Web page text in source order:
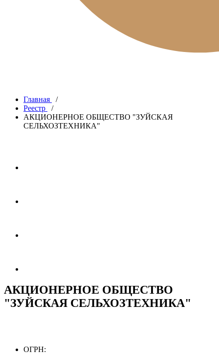
Главная
/
Реестр
/
АКЦИОНЕРНОЕ ОБЩЕСТВО "ЗУЙСКАЯ
СЕЛЬХОЗТЕХНИКА"
АКЦИОНЕРНОЕ ОБЩЕСТВО
"ЗУЙСКАЯ СЕЛЬХОЗТЕХНИКА"
ОГРН: